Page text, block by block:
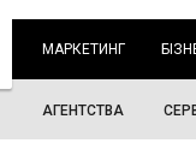
МАРКЕТИНГ
АГЕНТСТВА